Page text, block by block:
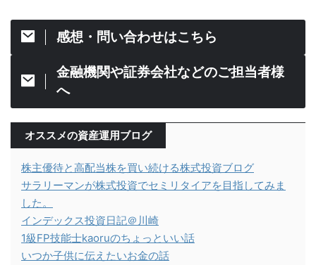
感想・問い合わせはこちら
金融機関や証券会社などのご担当者様
へ
オススメの資産運用ブログ
株主優待と高配当株を買い続ける株式投資ブログ
サラリーマンが株式投資でセミリタイアを目指してみま
した。
インデックス投資日記＠川崎
1級FP技能士kaoruのちょっといい話
いつか子供に伝えたいお金の話